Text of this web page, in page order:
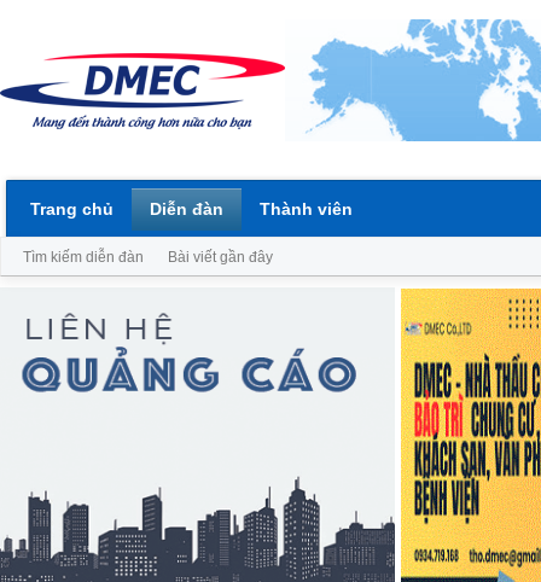
Trang chủ Diễn đàn
Tìm kiếm diễn đàn Bài viết gần đây
Thành viên